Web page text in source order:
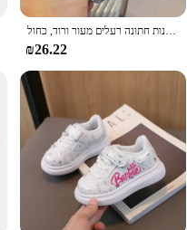
playtime. The sturdy
designed to withstand the
to ensure a perfect fit. This
Moreover, with our wholesale
פאייטים נעליים בנות אביב סתיו ילדים נעלי נסיכת סתיו ילדים לנערה בנות חתונה רעלים מעור ורוד, כחול
₪26.22